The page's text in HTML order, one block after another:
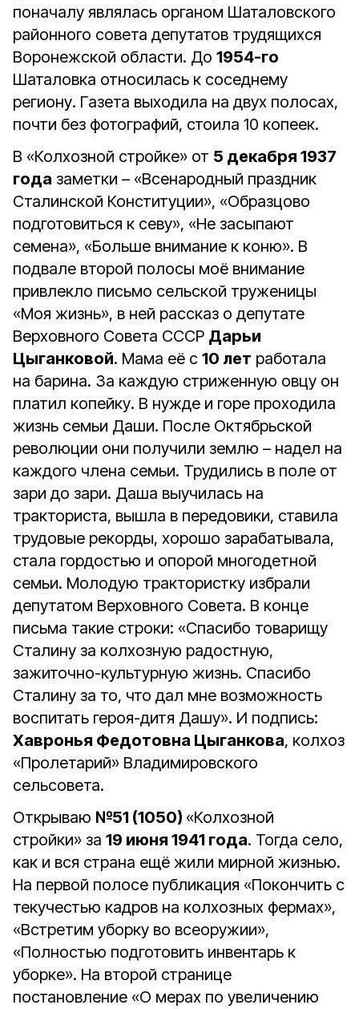
поначалу являлась органом Шаталовского
районного совета депутатов трудящихся
Воронежской области. До 1954-го
Шаталовка относилась к соседнему
региону. Газета выходила на двух полосах,
почти без фотографий, стоила 10 копеек.
В «Колхозной стройке» от 5 декабря 1937
года заметки – «Всенародный праздник
Сталинской Конституции», «Образцово
подготовиться к севу», «Не засыпают
семена», «Больше внимание к коню». В
подвале второй полосы моё внимание
привлекло письмо сельской труженицы
«Моя жизнь», в ней рассказ о депутате
Верховного Совета СССР Дарьи
Цыганковой. Мама её с 10 лет работала
на барина. За каждую стриженную овцу он
платил копейку. В нужде и горе проходила
жизнь семьи Даши. После Октябрьской
революции они получили землю – надел на
каждого члена семьи. Трудились в поле от
зари до зари. Даша выучилась на
тракториста, вышла в передовики, ставила
трудовые рекорды, хорошо зарабатывала,
стала гордостью и опорой многодетной
семьи. Молодую трактористку избрали
депутатом Верховного Совета. В конце
письма такие строки: «Спасибо товарищу
Сталину за колхозную радостную,
зажиточно-культурную жизнь. Спасибо
Сталину за то, что дал мне возможность
воспитать героя-дитя Дашу». И подпись:
Хавронья Федотовна Цыганкова, колхоз
«Пролетарий» Владимировского
сельсовета.
Открываю №51 (1050) «Колхозной
стройки» за 19 июня 1941 года. Тогда село,
как и вся страна ещё жили мирной жизнью.
На первой полосе публикация «Покончить с
текучестью кадров на колхозных фермах»,
«Встретим уборку во всеоружии»,
«Полностью подготовить инвентарь к
уборке». На второй странице
постановление «О мерах по увеличению